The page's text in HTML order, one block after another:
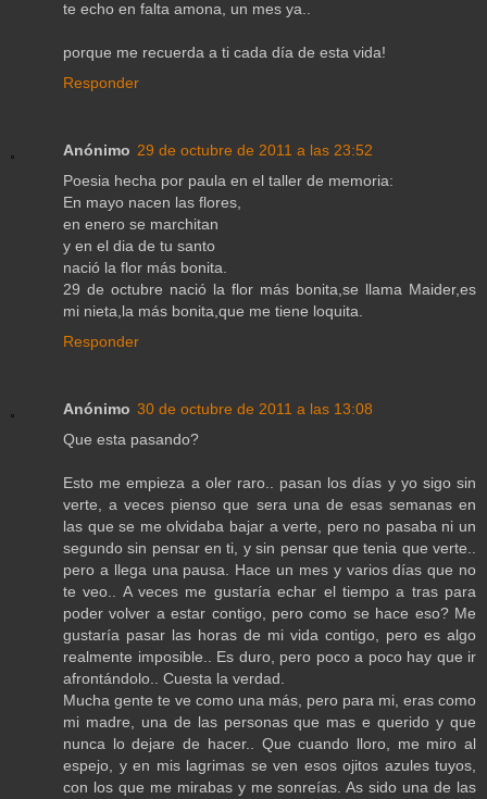
te echo en falta amona, un mes ya..
porque me recuerda a ti cada día de esta vida!
Responder
Anónimo 29 de octubre de 2011 a las 23:52
Poesia hecha por paula en el taller de memoria:
En mayo nacen las flores,
en enero se marchitan
y en el dia de tu santo
nació la flor más bonita.
29 de octubre nació la flor más bonita,se llama Maider,es
mi nieta,la más bonita,que me tiene loquita.
Responder
Anónimo 30 de octubre de 2011 a las 13:08
Que esta pasando?
Esto me empieza a oler raro.. pasan los días y yo sigo sin
verte, a veces pienso que sera una de esas semanas en
las que se me olvidaba bajar a verte, pero no pasaba ni un
segundo sin pensar en ti, y sin pensar que tenia que verte..
pero a llega una pausa. Hace un mes y varios días que no
te veo.. A veces me gustaría echar el tiempo a tras para
poder volver a estar contigo, pero como se hace eso? Me
gustaría pasar las horas de mi vida contigo, pero es algo
realmente imposible.. Es duro, pero poco a poco hay que ir
afrontándolo.. Cuesta la verdad.
Mucha gente te ve como una más, pero para mi, eras como
mi madre, una de las personas que mas e querido y que
nunca lo dejare de hacer.. Que cuando lloro, me miro al
espejo, y en mis lagrimas se ven esos ojitos azules tuyos,
con los que me mirabas y me sonreías. As sido una de las